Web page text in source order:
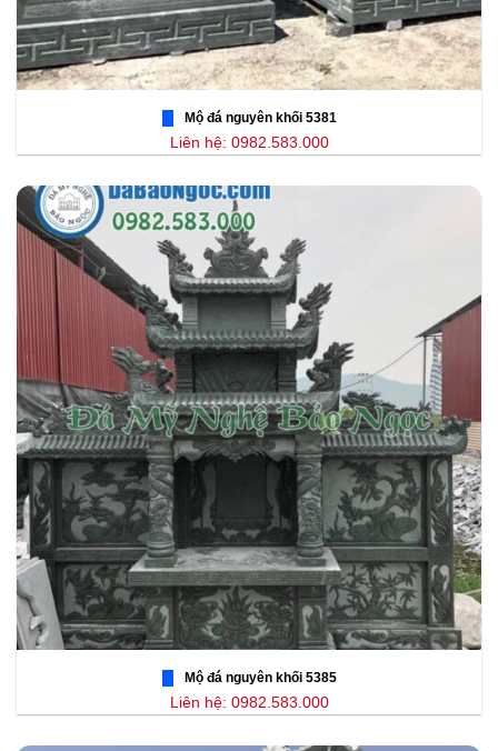
Mộ đá nguyên khối 5381
Liên hệ: 0982.583.000
Mộ đá nguyên khối 5385
Liên hệ: 0982.583.000